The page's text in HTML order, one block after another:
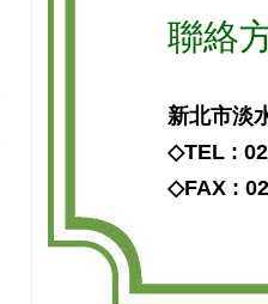
聯絡
新北市淡
◇TEL :
◇FAX :